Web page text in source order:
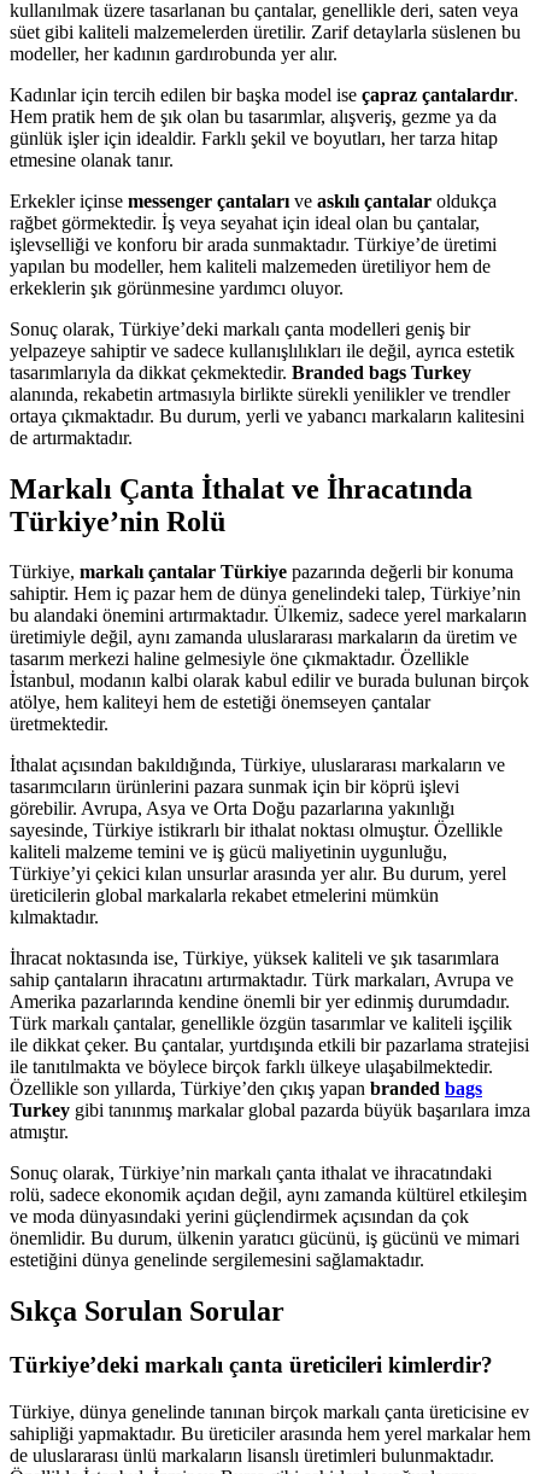
kullanılmak üzere tasarlanan bu çantalar, genellikle deri, saten veya
süet gibi kaliteli malzemelerden üretilir. Zarif detaylarla süslenen bu
modeller, her kadının gardırobunda yer alır.
Kadınlar için tercih edilen bir başka model ise çapraz çantalardır.
Hem pratik hem de şık olan bu tasarımlar, alışveriş, gezme ya da
günlük işler için idealdir. Farklı şekil ve boyutları, her tarza hitap
etmesine olanak tanır.
Erkekler içinse messenger çantaları ve askılı çantalar oldukça
rağbet görmektedir. İş veya seyahat için ideal olan bu çantalar,
işlevselliği ve konforu bir arada sunmaktadır. Türkiye’de üretimi
yapılan bu modeller, hem kaliteli malzemeden üretiliyor hem de
erkeklerin şık görünmesine yardımcı oluyor.
Sonuç olarak, Türkiye’deki markalı çanta modelleri geniş bir
yelpazeye sahiptir ve sadece kullanışlılıkları ile değil, ayrıca estetik
tasarımlarıyla da dikkat çekmektedir. Branded bags Turkey
alanında, rekabetin artmasıyla birlikte sürekli yenilikler ve trendler
ortaya çıkmaktadır. Bu durum, yerli ve yabancı markaların kalitesini
de artırmaktadır.
Markalı Çanta İthalat ve İhracatında
Türkiye’nin Rolü
Türkiye, markalı çantalar Türkiye pazarında değerli bir konuma
sahiptir. Hem iç pazar hem de dünya genelindeki talep, Türkiye’nin
bu alandaki önemini artırmaktadır. Ülkemiz, sadece yerel markaların
üretimiyle değil, aynı zamanda uluslararası markaların da üretim ve
tasarım merkezi haline gelmesiyle öne çıkmaktadır. Özellikle
İstanbul, modanın kalbi olarak kabul edilir ve burada bulunan birçok
atölye, hem kaliteyi hem de estetiği önemseyen çantalar
üretmektedir.
İthalat açısından bakıldığında, Türkiye, uluslararası markaların ve
tasarımcıların ürünlerini pazara sunmak için bir köprü işlevi
görebilir. Avrupa, Asya ve Orta Doğu pazarlarına yakınlığı
sayesinde, Türkiye istikrarlı bir ithalat noktası olmuştur. Özellikle
kaliteli malzeme temini ve iş gücü maliyetinin uygunluğu,
Türkiye’yi çekici kılan unsurlar arasında yer alır. Bu durum, yerel
üreticilerin global markalarla rekabet etmelerini mümkün
kılmaktadır.
İhracat noktasında ise, Türkiye, yüksek kaliteli ve şık tasarımlara
sahip çantaların ihracatını artırmaktadır. Türk markaları, Avrupa ve
Amerika pazarlarında kendine önemli bir yer edinmiş durumdadır.
Türk markalı çantalar, genellikle özgün tasarımlar ve kaliteli işçilik
ile dikkat çeker. Bu çantalar, yurtdışında etkili bir pazarlama stratejisi
ile tanıtılmakta ve böylece birçok farklı ülkeye ulaşabilmektedir.
Özellikle son yıllarda, Türkiye’den çıkış yapan branded bags
Turkey gibi tanınmış markalar global pazarda büyük başarılara imza
atmıştır.
Sonuç olarak, Türkiye’nin markalı çanta ithalat ve ihracatındaki
rolü, sadece ekonomik açıdan değil, aynı zamanda kültürel etkileşim
ve moda dünyasındaki yerini güçlendirmek açısından da çok
önemlidir. Bu durum, ülkenin yaratıcı gücünü, iş gücünü ve mimari
estetiğini dünya genelinde sergilemesini sağlamaktadır.
Sıkça Sorulan Sorular
Türkiye’deki markalı çanta üreticileri kimlerdir?
Türkiye, dünya genelinde tanınan birçok markalı çanta üreticisine ev
sahipliği yapmaktadır. Bu üreticiler arasında hem yerel markalar hem
de uluslararası ünlü markaların lisanslı üretimleri bulunmaktadır.